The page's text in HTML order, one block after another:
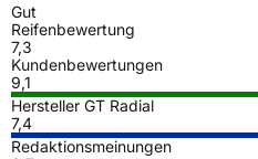
Gut
Reifenbewertung
7,3
Kundenbewertungen
9,1
Hersteller GT Radial
7,4
Redaktionsmeinungen